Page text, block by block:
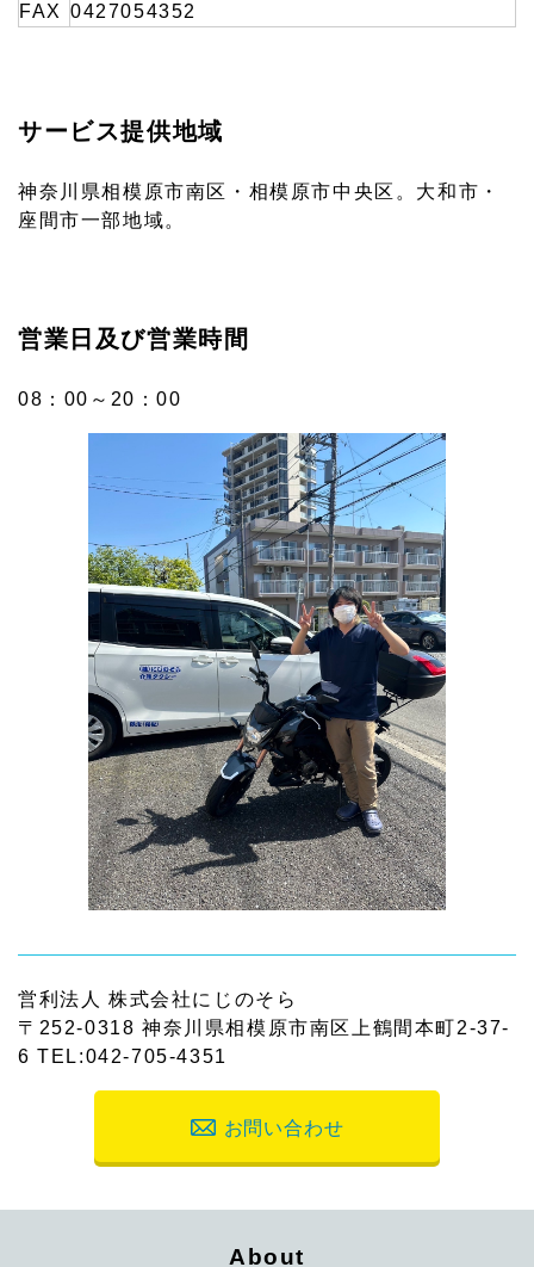
FAX 0427054352
サービス提供地域
神奈川県相模原市南区・相模原市中央区。大和市・
座間市一部地域。
営業日及び営業時間
08：00～20：00
営利法人 株式会社にじのそら
〒252-0318 神奈川県相模原市南区上鶴間本町2-37-
6 TEL:042-705-4351
お問い合わせ
About